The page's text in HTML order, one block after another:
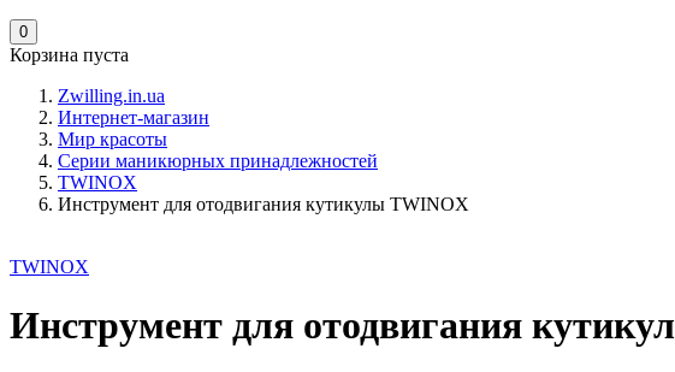
0
Корзина пуста
Zwilling.in.ua
Интернет-магазин
Мир красоты
Серии маникюрных принадлежностей
TWINOX
Инструмент для отодвигания кутикулы TWINOX
TWINOX
Инструмент для отодвигания